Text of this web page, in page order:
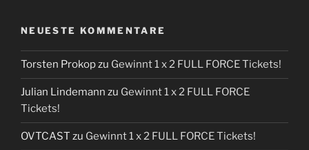
NEUESTE KOMMENTARE
Torsten Prokopzu Gewinnt 1 x 2 FULL FORCE Tickets!
Julian Lindemann zu Gewinnt 1 x 2 FULL FORCE
Tickets!
OVTCAST zu Gewinnt 1 x 2 FULL FORCE Tickets!